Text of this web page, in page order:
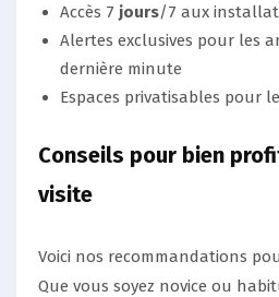
Accès 7 jours/7 aux
Alertes exclusives pour les
dernière minute
Espaces privatisables pour
Conseils pour bien
visite
Voici nos recommandations
Que vous soyez novice ou